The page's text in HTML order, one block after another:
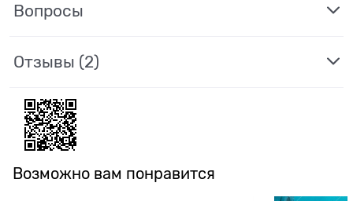
Вопросы
Отзывы (2)
Возможно вам понравится